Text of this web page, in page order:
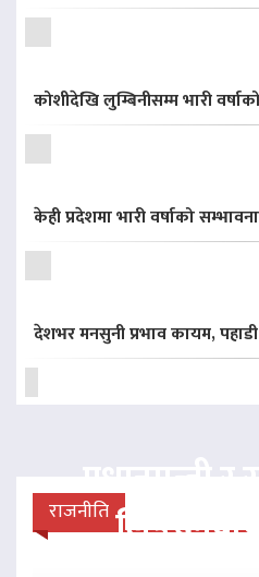
कोशीदेखि लुम्बिनीसम्म भारी
केही प्रदेशमा भारी वर्षाको सम्भावना
देशभर मनसुनी प्रभाव कायम, पहाडी
राजनीति
प्रधानमन्त्री र